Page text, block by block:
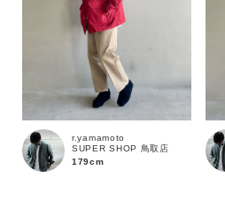
ブランド
r.yamamoto
SUPER SHOP 鳥取店
179cm